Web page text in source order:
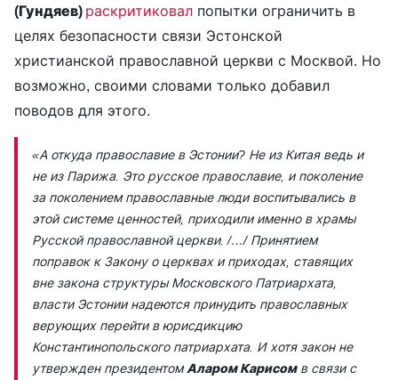
(Гундяев) раскритиковал попытки ограничить в
целях безопасности связи Эстонской
христианской православной церкви с Москвой. Но
возможно, своими словами только добавил
поводов для этого.
«А откуда православие в Эстонии? Не из Китая ведь и
не из Парижа. Это русское православие, и поколение
за поколением православные люди воспитывались в
этой системе ценностей, приходили именно в храмы
Русской православной церкви. /…/ Принятием
поправок к Закону о церквах и приходах, ставящих
вне закона структуры Московского Патриархата,
власти Эстонии надеются принудить православных
верующих перейти в юрисдикцию
Константинопольского патриархата. И хотя закон не
утвержден президентомАларом Карисомв связи с